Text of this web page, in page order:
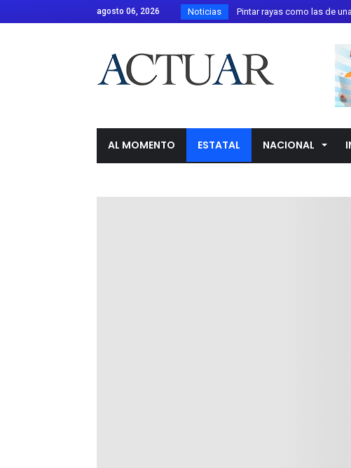
agosto 06, 2026 Noticias Silao entrega 10
Estados Unidos ofrece más
Influencer César Gastelum
Libia Dennise refuerza
Guatemala activa alerta por
AL MOMENTO ESTATAL NACIONAL